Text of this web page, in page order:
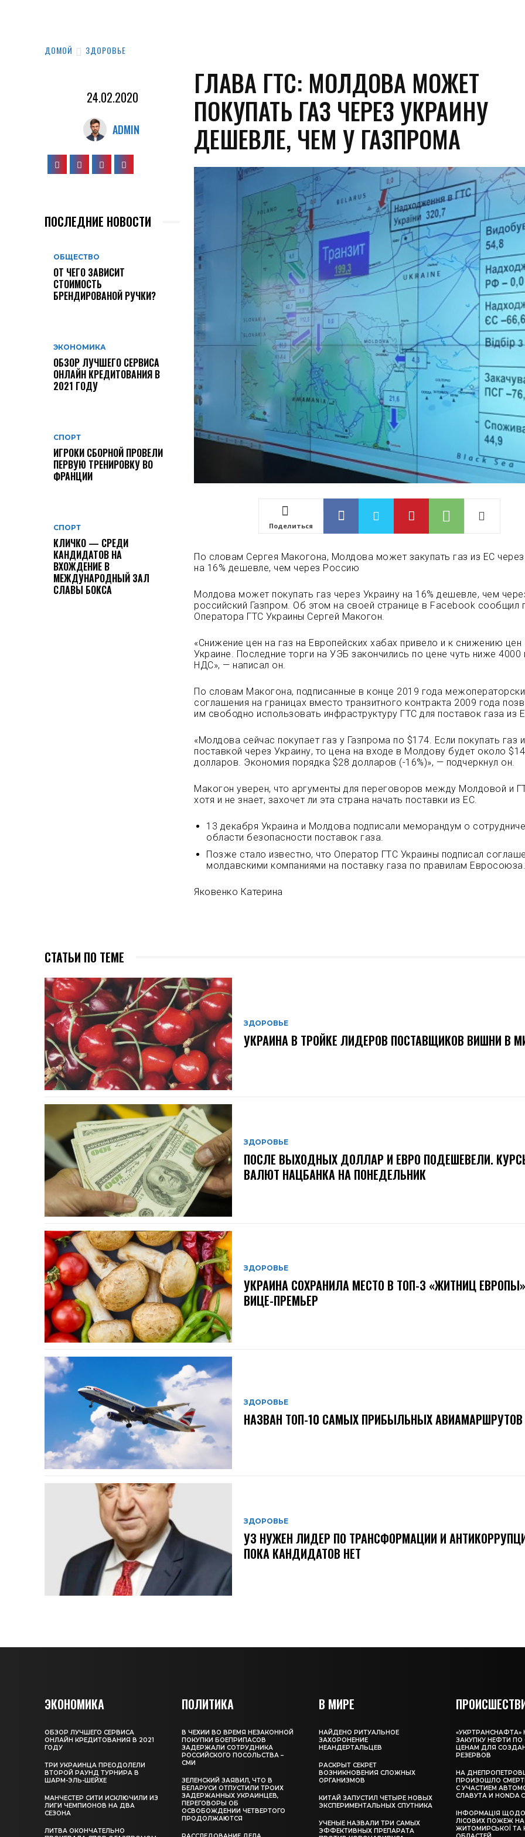
ДОМОЙ ЗДОРОВЬЕ
24.02.2020
ADMIN
ПОСЛЕДНИЕ НОВОСТИ
ОБЩЕСТВО
ОТ ЧЕГО ЗАВИСИТ
СТОИМОСТЬ
БРЕНДИРОВАНОЙ РУЧКИ?
ЭКОНОМИКА
ОБЗОР ЛУЧШЕГО СЕРВИСА
ОНЛАЙН КРЕДИТОВАНИЯ В
2021 ГОДУ
СПОРТ
ИГРОКИ СБОРНОЙ ПРОВЕЛИ
ПЕРВУЮ ТРЕНИРОВКУ ВО
ФРАНЦИИ
СПОРТ
КЛИЧКО — СРЕДИ
КАНДИДАТОВ НА
ВХОЖДЕНИЕ В
МЕЖДУНАРОДНЫЙ ЗАЛ
СЛАВЫ БОКСА
ГЛАВА ГТС: МОЛДОВА МОЖЕТ
ПОКУПАТЬ ГАЗ ЧЕРЕЗ УКРАИНУ
ДЕШЕВЛЕ, ЧЕМ У ГАЗПРОМА
Поделиться
По словам Сергея Макогона, Молдова может закупать газ из ЕС через
на 16% дешевле, чем через Россию
Молдова может покупать газ через Украину на 16% дешевле, чем
российский Газпром. Об этом на своей странице в Facebook сообщил
Оператора ГТС Украины Сергей Макогон.
«Снижение цен на газ на Европейских хабах привело и к снижению цен
Украине. Последние торги на УЭБ закончились по цене чуть ниже 4000
НДС», — написал он.
По словам Макогона, подписанные в конце 2019 года
соглашения на границах вместо транзитного контракта 2009 года
им свободно использовать инфраструктуру ГТС для поставок газа из
«Молдова сейчас покупает газ у Газпрома по $174. Если покупать газ
поставкой через Украину, то цена на входе в Молдову будет около
долларов. Экономия порядка $28 долларов (-16%)», — подчеркнул он.
Макогон уверен, что аргументы для переговоров между Молдовой и
хотя и не знает, захочет ли эта страна начать поставки из ЕС.
13 декабря Украина и Молдова подписали меморандум о
области безопасности поставок газа.
Позже стало известно, что Оператор ГТС Украины подписал
молдавскими компаниями на поставку газа по правилам
Яковенко Катерина
СТАТЬИ ПО ТЕМЕ
ЗДОРОВЬЕ
УКРАИНА В ТРОЙКЕ ЛИДЕРОВ ПОСТАВЩИКОВ ВИШНИ В
ЗДОРОВЬЕ
ПОСЛЕ ВЫХОДНЫХ ДОЛЛАР И ЕВРО ПОДЕШЕВЕЛИ.
ВАЛЮТ НАЦБАНКА НА ПОНЕДЕЛЬНИК
ЗДОРОВЬЕ
УКРАИНА СОХРАНИЛА МЕСТО В ТОП-3 «ЖИТНИЦ
ВИЦЕ-ПРЕМЬЕР
ЗДОРОВЬЕ
НАЗВАН ТОП-10 САМЫХ ПРИБЫЛЬНЫХ
ЗДОРОВЬЕ
УЗ НУЖЕН ЛИДЕР ПО ТРАНСФОРМАЦИИ И
ПОКА КАНДИДАТОВ НЕТ
ЭКОНОМИКА
ОБЗОР ЛУЧШЕГО СЕРВИСА
ОНЛАЙН КРЕДИТОВАНИЯ В 2021
ГОДУ
ТРИ УКРАИНЦА ПРЕОДОЛЕЛИ
ВТОРОЙ РАУНД ТУРНИРА В
ШАРМ-ЭЛЬ-ШЕЙХЕ
МАНЧЕСТЕР СИТИ ИСКЛЮЧИЛИ ИЗ
ЛИГИ ЧЕМПИОНОВ НА ДВА
СЕЗОНА
ЛИТВА ОКОНЧАТЕЛЬНО
ПОЛИТИКА
В ЧЕХИИ ВО ВРЕМЯ НЕЗАКОННОЙ
ПОКУПКИ БОЕПРИПАСОВ
ЗАДЕРЖАЛИ СОТРУДНИКА
РОССИЙСКОГО ПОСОЛЬСТВА –
СМИ
ЗЕЛЕНСКИЙ ЗАЯВИЛ, ЧТО В
БЕЛАРУСИ ОТПУСТИЛИ ТРОИХ
ЗАДЕРЖАННЫХ УКРАИНЦЕВ,
ПЕРЕГОВОРЫ ОБ
ОСВОБОЖДЕНИИ ЧЕТВЕРТОГО
ПРОДОЛЖАЮТСЯ
В МИРЕ
НАЙДЕНО РИТУАЛЬНОЕ
ЗАХОРОНЕНИЕ
НЕАНДЕРТАЛЬЦЕВ
РАСКРЫТ СЕКРЕТ
ВОЗНИКНОВЕНИЯ СЛОЖНЫХ
ОРГАНИЗМОВ
КИТАЙ ЗАПУСТИЛ ЧЕТЫРЕ НОВЫХ
ЭКСПЕРИМЕНТАЛЬНЫХ СПУТНИКА
УЧЕНЫЕ НАЗВАЛИ ТРИ САМЫХ
ЭФФЕКТИВНЫХ ПРЕПАРАТА
«УКРТРАНСНАФТА»
ЗАКУПКУ НЕФТИ
ЦЕНАМ ДЛЯ
РЕЗЕРВОВ
НА
ПРОИЗОШЛО
С УЧАСТИЕМ
СЛАВУТА И HONDA
ІНФОРМАЦІЯ ЩОДО
ЛІСОВИХ ПОЖЕЖ НА
ЖИТОМИРСЬКОЇ ТА